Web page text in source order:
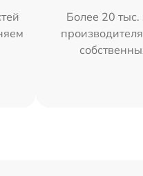
Более 20 тыс.